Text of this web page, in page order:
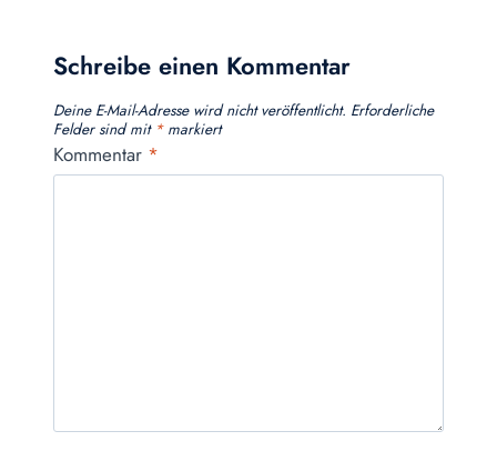
Schreibe einen Kommentar
Deine E-Mail-Adresse wird nicht veröffentlicht. Erforderliche
Felder sind mit *markiert
Kommentar *